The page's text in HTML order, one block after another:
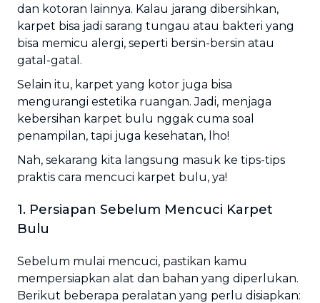
dan kotoran lainnya. Kalau jarang dibersihkan,
karpet bisa jadi sarang tungau atau bakteri yang
bisa memicu alergi, seperti bersin-bersin atau
gatal-gatal.
Selain itu, karpet yang kotor juga bisa
mengurangi estetika ruangan. Jadi, menjaga
kebersihan karpet bulu nggak cuma soal
penampilan, tapi juga kesehatan, lho!
Nah, sekarang kita langsung masuk ke tips-tips
praktis cara mencuci karpet bulu, ya!
1. Persiapan Sebelum Mencuci Karpet
Bulu
Sebelum mulai mencuci, pastikan kamu
mempersiapkan alat dan bahan yang diperlukan.
Berikut beberapa peralatan yang perlu disiapkan: